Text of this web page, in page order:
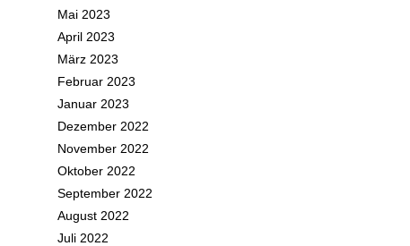
Mai 2023
April 2023
März 2023
Februar 2023
Januar 2023
Dezember 2022
November 2022
Oktober 2022
September 2022
August 2022
Juli 2022